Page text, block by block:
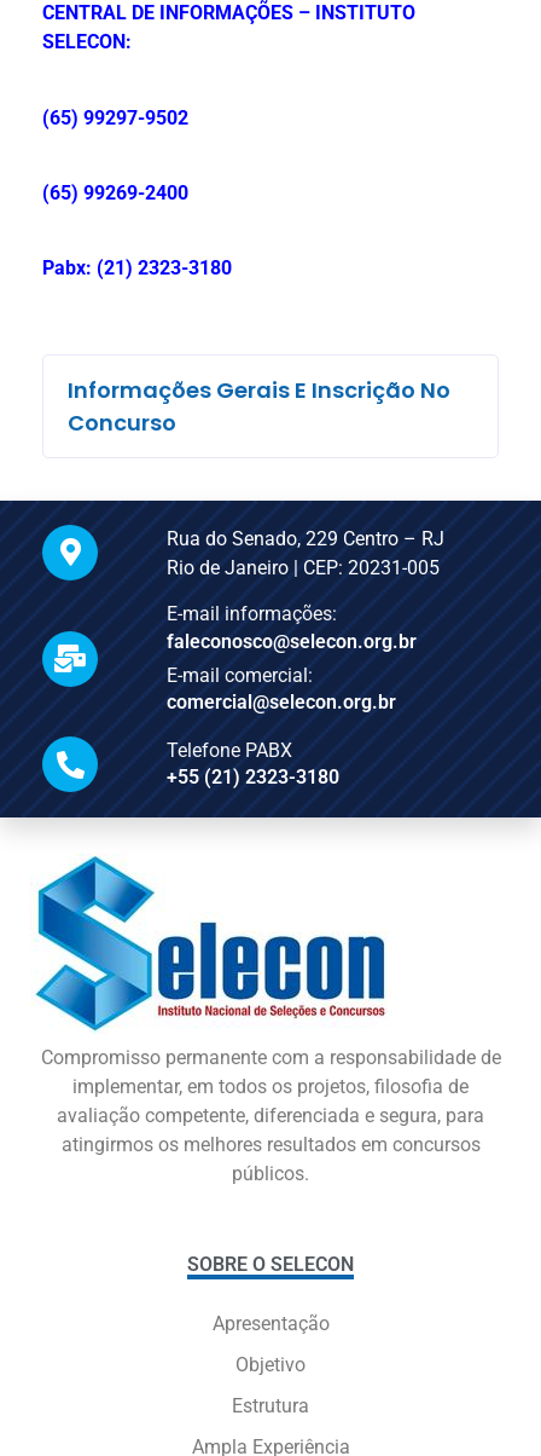
CENTRAL DE INFORMAÇÕES – INSTITUTO
SELECON:
(65) 99297-9502
(65) 99269-2400
Pabx: (21) 2323-3180
Informações Gerais E Inscrição No
Concurso
Rua do Senado, 229 Centro – RJ
Rio de Janeiro | CEP: 20231-005
E-mail informações:
faleconosco@selecon.org.br
E-mail comercial:
comercial@selecon.org.br
Telefone PABX
+55 (21) 2323-3180
Compromisso permanente com a responsabilidade de
implementar, em todos os projetos, filosofia de
avaliação competente, diferenciada e segura, para
atingirmos os melhores resultados em concursos
públicos.
SOBRE O SELECON
Apresentação
Objetivo
Estrutura
Ampla Experiência